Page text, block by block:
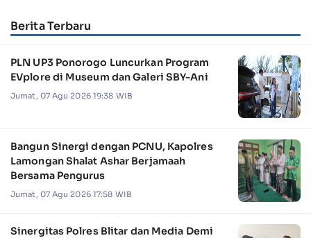
Berita Terbaru
PLN UP3 Ponorogo Luncurkan Program
EVplore di Museum dan Galeri SBY-Ani
Jumat, 07 Agu 2026 19:38 WIB
Bangun Sinergi dengan PCNU, Kapolres
Lamongan Shalat Ashar Berjamaah
Bersama Pengurus
Jumat, 07 Agu 2026 17:58 WIB
Sinergitas Polres Blitar dan Media Demi